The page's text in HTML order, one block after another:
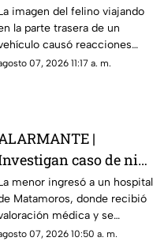
del cuello a
de una
camioneta
imagen del felino viajando
la parte trasera de un
causó reacciones
usuarios, mientras se
07, 2026 11:17 a. m.
|
caso de niña
11 años con 5 meses
embarazo; aquí
ocurrió
menor ingresó a un hospital
Matamoros, donde recibió
médica y se
medidas para
07, 2026 10:50 a. m.